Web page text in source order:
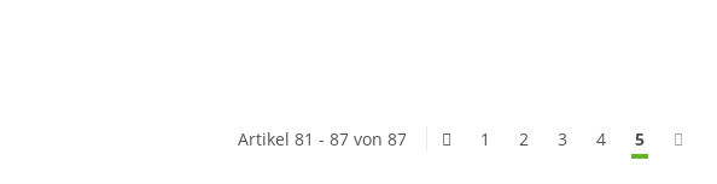
Artikel 81 - 87 von 87 1 2 3 4 5